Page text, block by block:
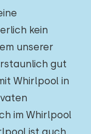
kein
unserer
gut
Whirlpool in
im Whirlpool